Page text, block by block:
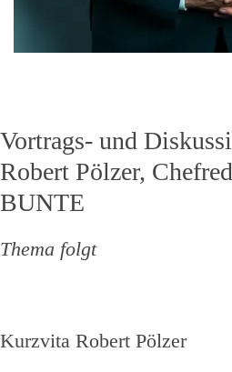
Vortrags- und
Robert Pölzer,
BUNTE
Thema folgt
Kurzvita Robert Pölzer